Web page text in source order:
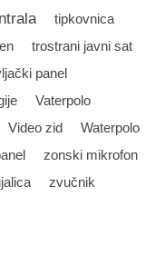
tipkovnica
trostrani javni sat
panel
Vaterpolo
Video zid
Waterpolo
zonski mikrofon
zvučnik